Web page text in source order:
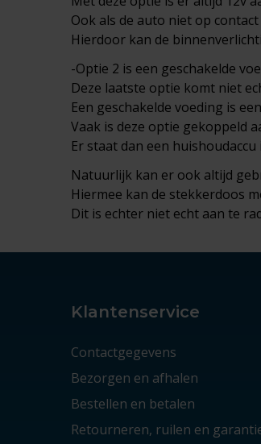
Ook als de auto niet op
Hierdoor kan de
-Optie 2 is een geschakelde
Deze laatste optie komt niet
Een geschakelde voeding is
Vaak is deze optie gekoppeld
Er staat dan een
Natuurlijk kan er ook altijd
Hiermee kan de stekkerdoos
Dit is echter niet echt aan te
Klantenservice
Contactgegevens
Bezorgen en afhalen
Bestellen en betalen
Retourneren, ruilen en